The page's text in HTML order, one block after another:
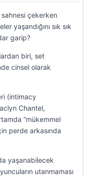
çekerken
yaşandığını sık sık
garip?
biri, set
cinsel olarak
(intimacy
Chantel,
“mükemmel
perde arkasında
yaşanabilecek
utanmaması